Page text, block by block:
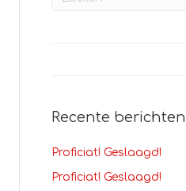
Recente berichten
Proficiat! Geslaagd!
Proficiat! Geslaagd!